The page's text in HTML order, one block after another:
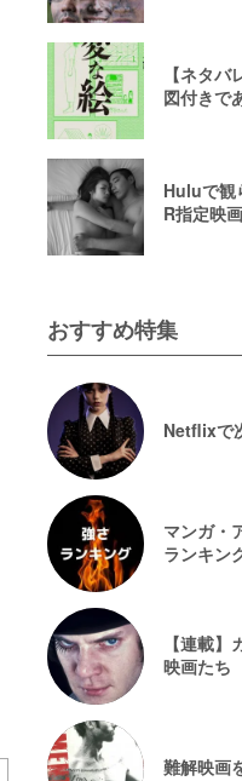
メント
【ネタ
図付きで
Huluで観
R指定映
おすすめ特集
Netflixで
マンガ・
ランキン
【連載
映画たち
難解映画